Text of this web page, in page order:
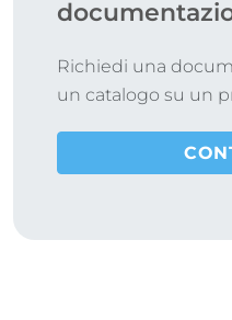
Richiedi una
un catalogo su un